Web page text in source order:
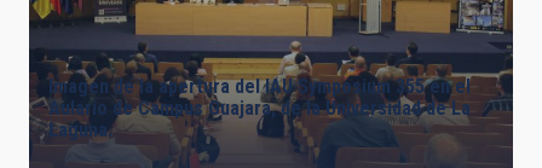
Imagen de la apertura del IAU Symposium 355 en el
Aulario de Campus Guajara, de la Universidad de La
Laguna.